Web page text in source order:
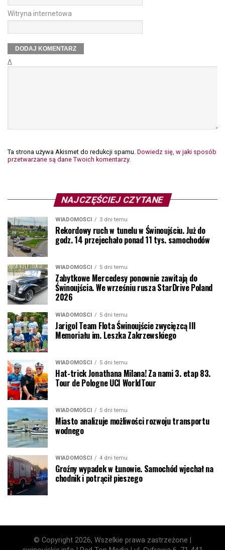
Witryna internetowa
Δ
Ta strona używa Akismet do redukcji spamu. Dowiedz się, w jaki sposób
przetwarzane są dane Twoich komentarzy.
NAJCZĘŚCIEJ CZYTANE
WIADOMOŚCI 3 dni temu
Rekordowy ruch w tunelu w Świnoujściu. Już do
godz. 14 przejechało ponad 11 tys. samochodów
WIADOMOŚCI 5 dni temu
Zabytkowe Mercedesy ponownie zawitają do
Świnoujścia. We wrześniu rusza StarDrive Poland
2026
WIADOMOŚCI 5 dni temu
Jarigol Team Flota Świnoujście zwycięzcą III
Memoriału im. Leszka Zakrzewskiego
WIADOMOŚCI 5 dni temu
Hat-trick Jonathana Milana! Za nami 3. etap 83.
Tour de Pologne UCI WorldTour
WIADOMOŚCI 5 dni temu
Miasto analizuje możliwości rozwoju transportu
wodnego
WIADOMOŚCI 4 dni temu
Groźny wypadek w Łunowie. Samochód wjechał na
chodnik i potrącił pieszego
© Copyright 2026, Wszelkie prawa zastrzeżone |